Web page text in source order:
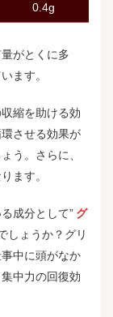
0.4g
がとくに多
ます。
縮を助ける効
させる効果が
う。さらに、
ます。
成分として” グ
しょうか？グリ
中に頭がなか
中力の回復効